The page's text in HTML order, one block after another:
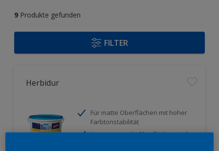
9 Produkte gefunden
FILTER
Herbidur
Für matte Oberflächen mit hoher
Farbtonstabilität
Hervorragende Oberflächenoptik